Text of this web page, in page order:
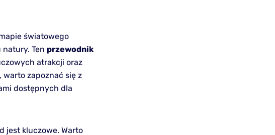
światowego
natury. Ten przewodnik
atrakcji oraz
zapoznać się z
dostępnych dla
jest kluczowe. Warto